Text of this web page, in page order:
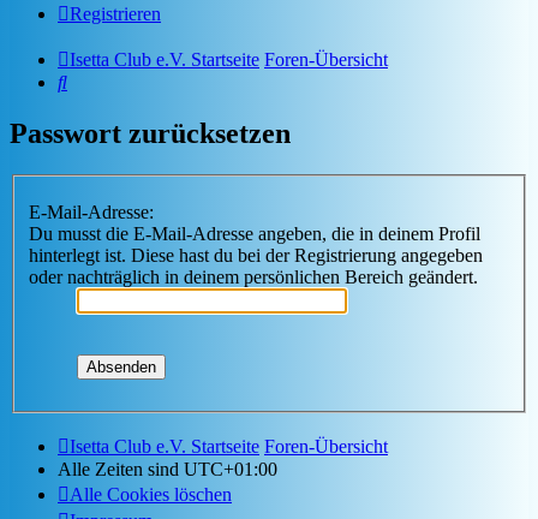
Registrieren
Isetta Club e.V. Startseite Foren-Übersicht
Suche
Passwort zurücksetzen
E-Mail-Adresse:
Du musst die E-Mail-Adresse angeben, die in deinem Profil
hinterlegt ist. Diese hast du bei der Registrierung angegeben
oder nachträglich in deinem persönlichen Bereich geändert.
Isetta Club e.V. Startseite Foren-Übersicht
Alle Zeiten sind UTC+01:00
Alle Cookies löschen